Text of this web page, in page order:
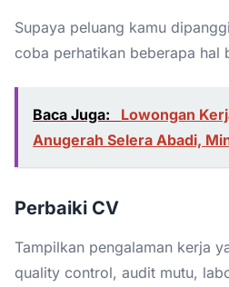
Supaya peluang kamu
coba perhatikan beberapa hal
Baca Juga:
Lowongan
Anugerah Selera Abadi,
Perbaiki CV
Tampilkan pengalaman kerja
quality control, audit mutu,